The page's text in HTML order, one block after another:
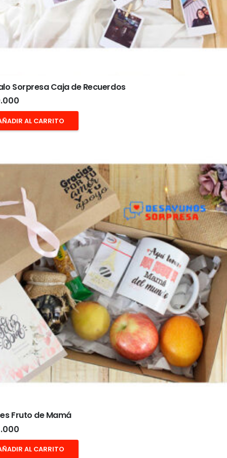
Sorpresa Caja de Recuerdos
AL CARRITO
Fruto de Mamá
AL CARRITO